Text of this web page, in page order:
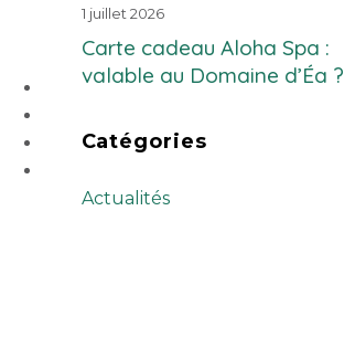
Carte cadeau Aloha Spa :
valable au Domaine d’Éa ?
1 juillet 2026
Catégories
Actualités